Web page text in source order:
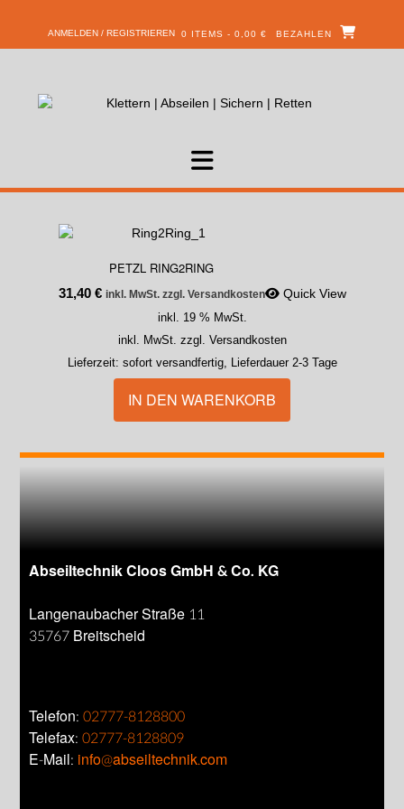
ANMELDEN / REGISTRIEREN 0 ITEMS - 0,00 € BEZAHLEN
PETZL RING2RING
31,40 € inkl. MwSt. zzgl. Versandkosten Quick View
inkl. 19 % MwSt.
inkl. MwSt. zzgl. Versandkosten
Lieferzeit: sofort versandfertig, Lieferdauer 2-3 Tage
IN DEN WARENKORB
Abseiltechnik Cloos GmbH & Co. KG
Langenaubacher Straße 11
35767 Breitscheid
Telefon:02777-8128800
Telefax:02777-8128809
E-Mail: info@abseiltechnik.com